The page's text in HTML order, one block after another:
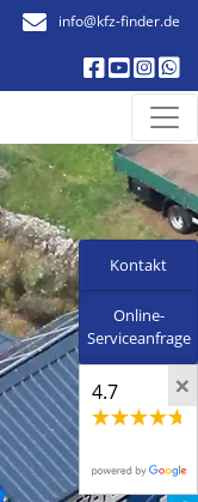
info​@kfz-finder.de
Kontakt
Online-
Serviceanfrage
×
4.7